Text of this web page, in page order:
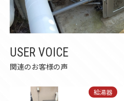
USER VOICE
関連のお客様の声
給湯器